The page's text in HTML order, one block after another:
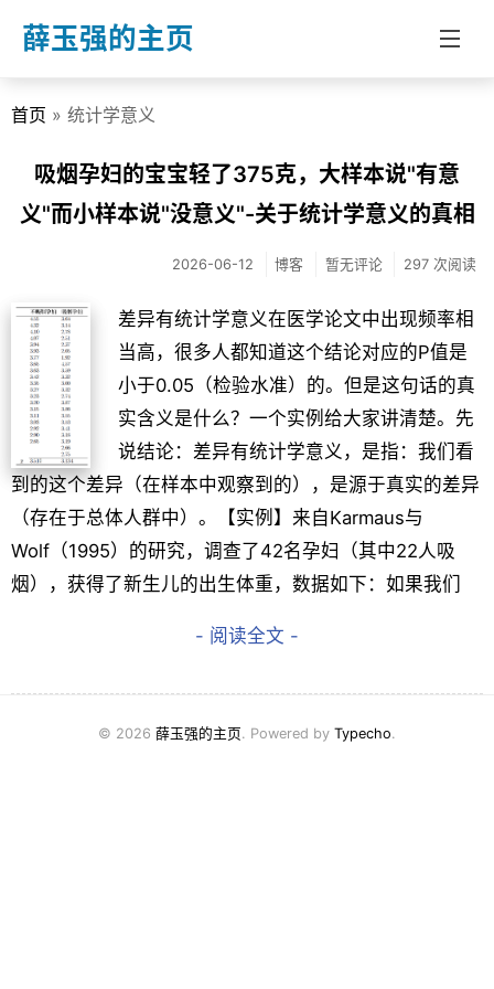
薛玉强的主页
分类
博客
教学
文章
关于我
首页 » 统计学意义
吸烟孕妇的宝宝轻了375克，大样本说"有意
义"而小样本说"没意义"-关于统计学意义的真相
2026-06-12 博客 暂无评论 297 次阅读
差异有统计学意义在医学论文中出现频率相
当高，很多人都知道这个结论对应的P值是
小于0.05（检验水准）的。但是这句话的真
实含义是什么？一个实例给大家讲清楚。先
说结论：差异有统计学意义，是指：我们看
到的这个差异（在样本中观察到的），是源于真实的差异
（存在于总体人群中）。【实例】来自Karmaus与
Wolf（1995）的研究，调查了42名孕妇（其中22人吸
烟），获得了新生儿的出生体重，数据如下：如果我们
- 阅读全文 -
© 2026 薛玉强的主页. Powered by Typecho.